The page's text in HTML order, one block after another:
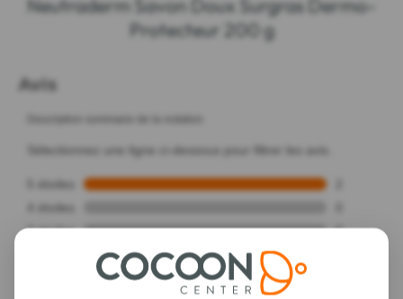
Neutraderm Savon Doux Surgras Dermo-
Protecteur 200 g